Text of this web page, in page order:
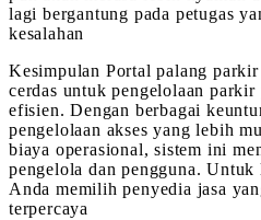
lagi bergantung pada petugas
kesalahan
Kesimpulan Portal palang
cerdas untuk pengelolaan parkir
efisien. Dengan berbagai
pengelolaan akses yang lebih
biaya operasional, sistem ini
pengelola dan pengguna.
Anda memilih penyedia jasa
terpercaya